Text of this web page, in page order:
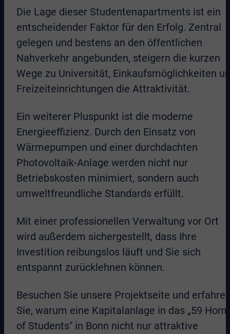
Die Lage dieser Studentenapartments ist ein
entscheidender Faktor für den Erfolg. Zentral
gelegen und bestens an den öffentlichen
Nahverkehr angebunden, steigern die kurzen
Wege zu Universität, Einkaufsmöglichkeiten
Freizeiteinrichtungen die Attraktivität.
Ein weiterer Pluspunkt ist die moderne
Energieeffizienz. Durch den Einsatz von
Wärmepumpen und einer durchdachten
Photovoltaik-Anlage werden nicht nur
Betriebskosten minimiert, sondern auch
umweltfreundliche Standards erfüllt.
Mit einer professionellen Verwaltung vor Ort
wird außerdem sichergestellt, dass Ihre
Investition reibungslos läuft und Sie sich
entspannt zurücklehnen können.
Besuchen Sie unsere Projektseite und
Sie, warum eine Kapitalanlage in das „59
of Students" in Bonn nicht nur attraktive